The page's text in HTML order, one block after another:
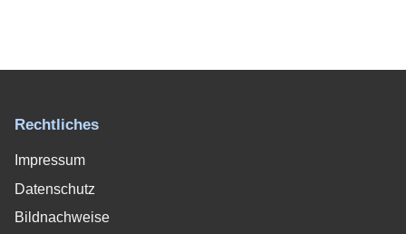
Rechtliches
Impressum
Datenschutz
Bildnachweise